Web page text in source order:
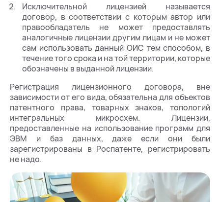
Исключительной лицензией называется
договор, в соответствии с которым автор или
правообладатель не может предоставлять
аналогичные лицензии другим лицам и не может
сам использовать данный ОИС тем способом, в
течение того срока и на той территории, которые
обозначены в выданной лицензии.
Регистрация лицензионного договора, вне
зависимости от его вида, обязательна для объектов
патентного права, товарных знаков, топологий
интегральных микросхем. Лицензии,
предоставленные на использование программ для
ЭВМ и баз данных, даже если они были
зарегистрированы в Роспатенте, регистрировать
не надо.